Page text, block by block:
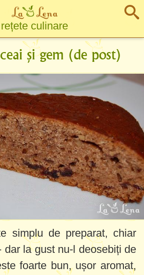
rețete culinare
și gem (de post)
simplu de preparat, chiar
dar la gust nu-l deosebiți de
foarte bun, ușor aromat,